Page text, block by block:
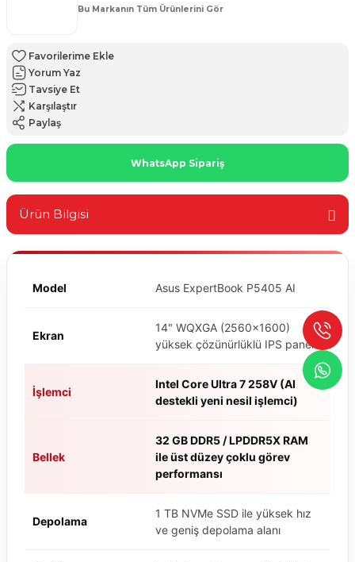
Bu Markanın Tüm Ürünlerini Gör
Yorum Yaz
Tavsiye Et
Karşılaştır
Paylaş
WhatsApp Sipariş
Ürün Bilgisi
Model Asus ExpertBook P5405 AI
Ekran
14" WQXGA (2560×1600)
yüksek çözünürlüklü IPS panel
İşlemci
Intel Core Ultra 7 258V (AI
destekli yeni nesil işlemci)
Bellek
32 GB DDR5 / LPDDR5X RAM
ile üst düzey çoklu görev
performansı
Depolama
1 TB NVMe SSD ile yüksek hız
ve geniş depolama alanı